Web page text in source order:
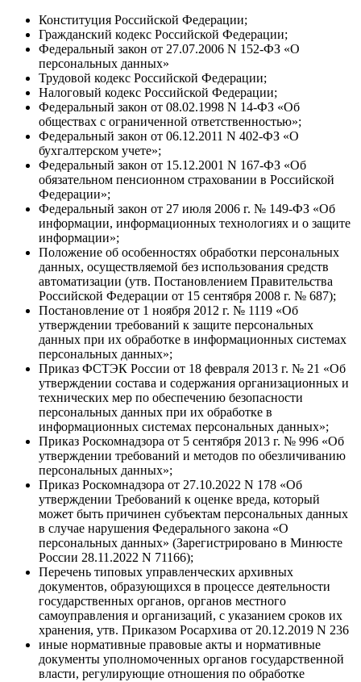
Конституция Российской Федерации;
Гражданский кодекс Российской Федерации;
Федеральный закон от 27.07.2006 N 152-ФЗ «О
персональных данных»
Трудовой кодекс Российской Федерации;
Налоговый кодекс Российской Федерации;
Федеральный закон от 08.02.1998 N 14-ФЗ «Об
обществах с ограниченной ответственностью»;
Федеральный закон от 06.12.2011 N 402-ФЗ «О
бухгалтерском учете»;
Федеральный закон от 15.12.2001 N 167-ФЗ «Об
обязательном пенсионном страховании в Российской
Федерации»;
Федеральный закон от 27 июля 2006 г. № 149-ФЗ «Об
информации, информационных технологиях и о защите
информации»;
Положение об особенностях обработки персональных
данных, осуществляемой без использования средств
автоматизации (утв. Постановлением Правительства
Российской Федерации от 15 сентября 2008 г. № 687);
Постановление от 1 ноября 2012 г. № 1119 «Об
утверждении требований к защите персональных
данных при их обработке в информационных системах
персональных данных»;
Приказ ФСТЭК России от 18 февраля 2013 г. № 21 «Об
утверждении состава и содержания организационных и
технических мер по обеспечению безопасности
персональных данных при их обработке в
информационных системах персональных данных»;
Приказ Роскомнадзора от 5 сентября 2013 г. № 996 «Об
утверждении требований и методов по обезличиванию
персональных данных»;
Приказ Роскомнадзора от 27.10.2022 N 178 «Об
утверждении Требований к оценке вреда, который
может быть причинен субъектам персональных данных
в случае нарушения Федерального закона «О
персональных данных» (Зарегистрировано в Минюсте
России 28.11.2022 N 71166);
Перечень типовых управленческих архивных
документов, образующихся в процессе деятельности
государственных органов, органов местного
самоуправления и организаций, с указанием сроков их
хранения, утв. Приказом Росархива от 20.12.2019 N 236
иные нормативные правовые акты и нормативные
документы уполномоченных органов государственной
власти, регулирующие отношения по обработке